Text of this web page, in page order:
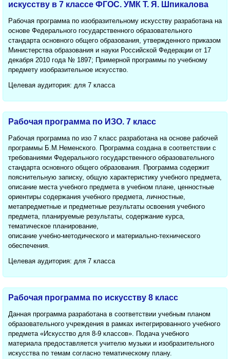
искусству в 7 классе ФГОС. УМК Т. Я. Шпикалова
Рабочая программа по изобразительному искусству разработана на
основе Федерального государственного образовательного
стандарта основного общего образования, утвержденного приказом
Министерства образования и науки Российской Федерации от 17
декабря 2010 года № 1897; Примерной программы по учебному
предмету изобразительное искусство.
Целевая аудитория: для 7 класса
Рабочая программа по ИЗО. 7 класс
Рабочая программа по изо 7 класс разработана на основе рабочей
программы Б.М.Неменского. Программа создана в соответствии с
требованиями Федерального государственного образовательного
стандарта основного общего образования. Программа содержит
пояснительную записку, общую характеристику учебного предмета,
описание места учебного предмета в учебном плане, ценностные
ориентиры содержания учебного предмета, личностные,
метапредметные и предметные результаты освоения учебного
предмета, планируемые результаты, содержание курса,
тематическое планирование,
описание учебно-методического и материально-технического
обеспечения.
Целевая аудитория: для 7 класса
Рабочая программа по искусству 8 класс
Данная программа разработана в соответствии учебным планом
образовательного учреждения в рамках интегрированного учебного
предмета «Искусство для 8-9 классов». Подача учебного
материала предоставляется учителю музыки и изобразительного
искусства по темам согласно тематическому плану.